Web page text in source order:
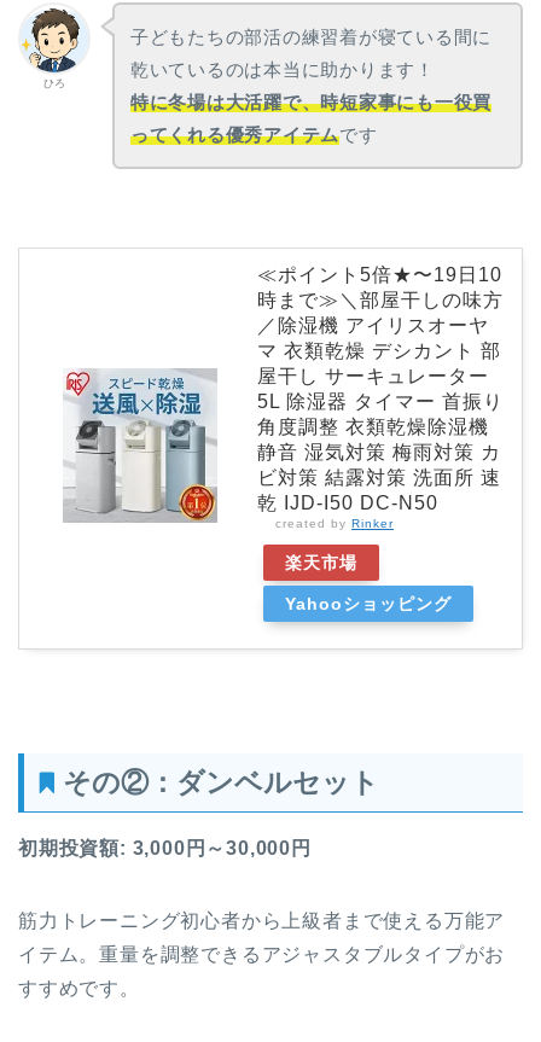
ひろ
子どもたちの部活の練習着が寝ている間に
乾いているのは本当に助かります！
特に冬場は大活躍で、時短家事にも一役買
ってくれる優秀アイテムです
≪ポイント5倍★〜19日10
時まで≫＼部屋干しの味方
／除湿機 アイリスオーヤ
マ 衣類乾燥 デシカント 部
屋干し サーキュレーター
5L 除湿器 タイマー 首振り
角度調整 衣類乾燥除湿機
静音 湿気対策 梅雨対策 カ
ビ対策 結露対策 洗面所 速
乾 IJD-I50 DC-N50
created by Rinker
楽天市場
Yahooショッピング
その②： ダンベルセット
初期投資額: 3,000円～30,000円
筋力トレーニング初心者から上級者まで使える万能ア
イテム。重量を調整できるアジャスタブルタイプがお
すすめです。